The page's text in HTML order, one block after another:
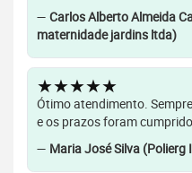
— Carlos Alberto Almeida
maternidade jardins ltda)
★★★★★
Ótimo atendimento.
e os prazos foram
— Maria José Silva (Polierg